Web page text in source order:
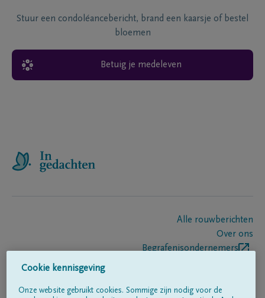
Stuur een condoléancebericht, brand een kaarsje of bestel
bloemen
Betuig je medeleven
Alle rouwberichten
Over ons
Begrafenisondernemers
Cookie kennisgeving
Onze website gebruikt cookies. Sommige zijn nodig voor de